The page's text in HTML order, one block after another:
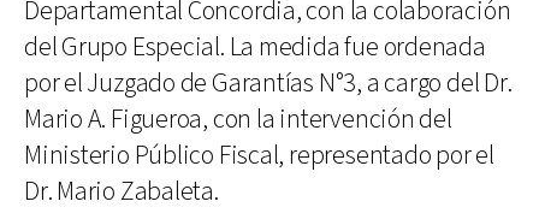
Departamental Concordia, con la colaboración
del Grupo Especial. La medida fue ordenada
por el Juzgado de Garantías N°3, a cargo del Dr.
Mario A. Figueroa, con la intervención del
Ministerio Público Fiscal, representado por el
Dr. Mario Zabaleta.